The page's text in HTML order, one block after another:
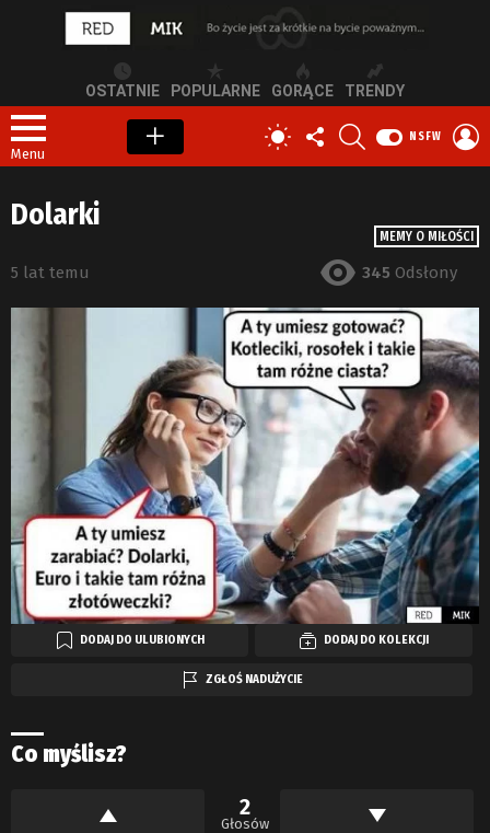
OSTATNIE POPULARNE GORĄCE TRENDY
Menu
PRZEŁĄCZ
SKÓRKĘ
OBSERWUJ
NAS
NSFW
MEMY O MIŁOŚCI
Dolarki
5 lat temu 345 Odsłony
DODAJ DO ULUBIONYCH DODAJ DO KOLEKCJI
ZGŁOŚ NADUŻYCIE
Co myślisz?
2
Głosów